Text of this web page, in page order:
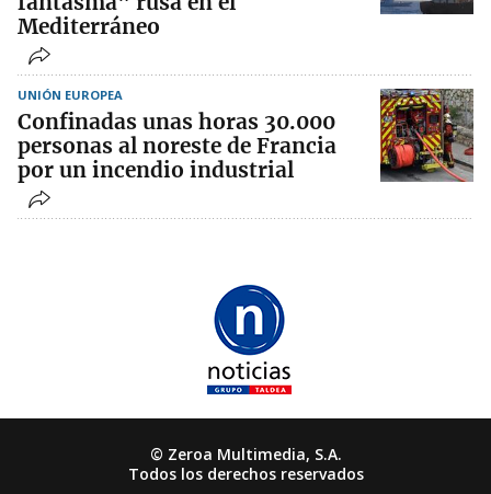
Mediterráneo
UNIÓN EUROPEA
Confinadas unas horas 30.000
personas al noreste de Francia
por un incendio industrial
© Zeroa Multimedia, S.A.
Todos los derechos reservados